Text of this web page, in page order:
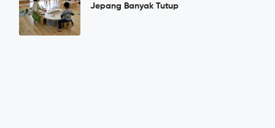
Jepang Banyak Tutup